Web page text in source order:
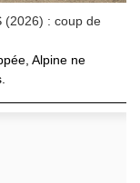
(2026) : coup de
Alpine ne